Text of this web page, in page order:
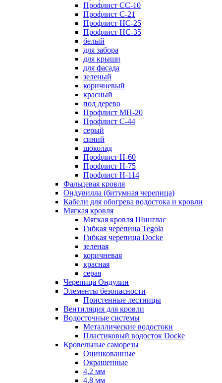
Профлист СС-10
Профлист C-21
Профлист НС-25
Профлист НС-35
белый
для забора
для крыши
для фасада
зеленый
коричневый
красный
под дерево
Профлист МП-20
Профлист С-44
серый
синий
шоколад
Профлист Н-60
Профлист Н-75
Профлист H-114
Фальцевая кровля
Ондувилла (битумная черепица)
Кабели для обогрева водостока и кровли
Мягкая кровля
Мягкая кровля Шинглас
Гибкая черепица Tegola
Гибкая черепица Docke
зеленая
коричневая
красная
серая
Черепица Ондулин
Элементы безопасности
Пристенные лестницы
Вентиляция для кровли
Водосточные системы
Металлические водостоки
Пластиковый водосток Docke
Кровельные саморезы
Оцинкованные
Окрашенные
4,2 мм
4,8 мм